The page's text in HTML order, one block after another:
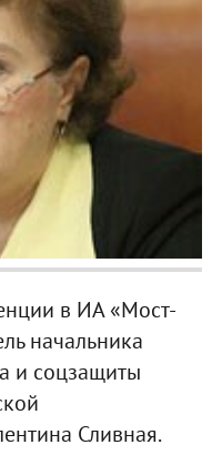
в ИА «Мост-
начальника
и соцзащиты
Сливная.